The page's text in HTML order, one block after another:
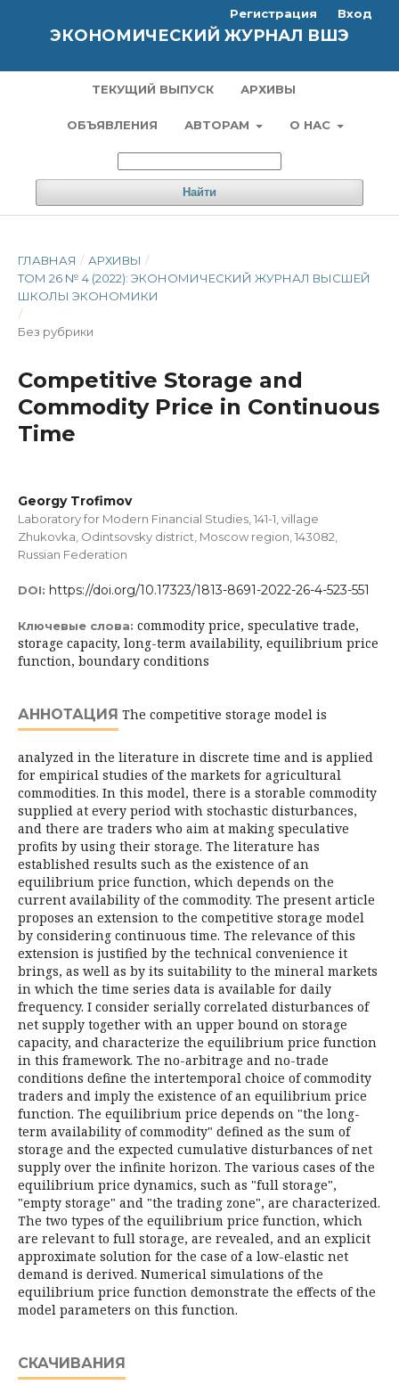
ЭКОНОМИЧЕСКИЙ ЖУРНАЛ ВШЭ
ТЕКУЩИЙ ВЫПУСК АРХИВЫ
ОБЪЯВЛЕНИЯ АВТОРАМ О НАС
Найти
Регистрация Вход
ГЛАВНАЯ / АРХИВЫ /
ТОМ 26 № 4 (2022): ЭКОНОМИЧЕСКИЙ ЖУРНАЛ ВЫСШЕЙ
ШКОЛЫ ЭКОНОМИКИ
/
Без рубрики
Competitive Storage and
Commodity Price in Continuous
Time
Georgy Trofimov
Laboratory for Modern Financial Studies, 141-1, village
Zhukovka, Odintsovsky district, Moscow region, 143082,
Russian Federation
DOI: https://doi.org/10.17323/1813-8691-2022-26-4-523-551
Ключевые слова: commodity price, speculative trade,
storage capacity, long-term availability, equilibrium price
function, boundary conditions
АННОТАЦИЯ The competitive storage model is
analyzed in the literature in discrete time and is applied
for empirical studies of the markets for agricultural
commodities. In this model, there is a storable commodity
supplied at every period with stochastic disturbances,
and there are traders who aim at making speculative
profits by using their storage. The literature has
established results such as the existence of an
equilibrium price function, which depends on the
current availability of the commodity. The present article
proposes an extension to the competitive storage model
by considering continuous time. The relevance of this
extension is justified by the technical convenience it
brings, as well as by its suitability to the mineral markets
in which the time series data is available for daily
frequency. I consider serially correlated disturbances of
net supply together with an upper bound on storage
capacity, and characterize the equilibrium price function
in this framework. The no-arbitrage and no-trade
conditions define the intertemporal choice of commodity
traders and imply the existence of an equilibrium price
function. The equilibrium price depends on "the long-
term availability of commodity" defined as the sum of
storage and the expected cumulative disturbances of net
supply over the infinite horizon. The various cases of the
equilibrium price dynamics, such as "full storage",
"empty storage" and "the trading zone", are characterized.
The two types of the equilibrium price function, which
are relevant to full storage, are revealed, and an explicit
approximate solution for the case of a low-elastic net
demand is derived. Numerical simulations of the
equilibrium price function demon­strate the effects of the
model parameters on this function.
СКАЧИВАНИЯ